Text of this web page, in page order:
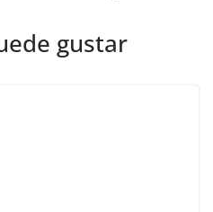
gustar